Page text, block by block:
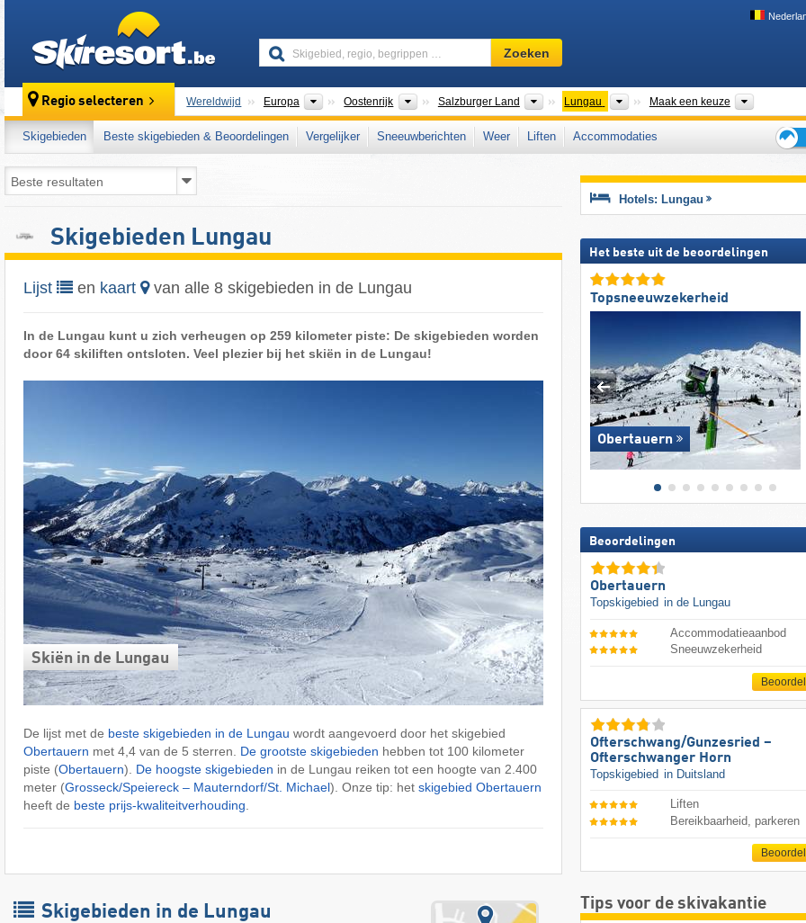
Skigebied,
regio,
…
Zoeken
Regio selecteren Wereldwijd Europa Continenten
Oostenrijk LandenSalzburger Land Bondsstaten
Lungau GouwenMaak een keuze
Skigebieden Beste skigebieden & Beoordelingen Vergelijker Sneeuwberichten Weer Liften
Accommodaties
voor
Skigebieden Lungau
Lijst en kaart van alle 8 skigebieden in de Lungau
In de Lungau kunt u zich verheugen op 259 kilometer piste: De skigebieden worden
door 64 skiliften ontsloten. Veel plezier bij het skiën in de Lungau!
Skiën in de Lungau
De lijst met de beste skigebieden in de Lungau wordt aangevoerd door het skigebied
Obertauern met 4,4 van de 5 sterren. De grootste skigebieden hebben tot 100 kilometer
piste (Obertauern). De hoogste skigebieden in de Lungau reiken tot een hoogte van 2.400
meter (Grosseck/​Speiereck – Mauterndorf/​St. Michael). Onze tip: het skigebied Obertauern
heeft de beste prijs-kwaliteitverhouding
Skigebieden in de Lungau
Hotels: Lungau
Het beste uit de beoordelingen
Topsneeuwzekerheid
Obertauern
Beoordelingen
Obertauern
Topskigebied in de Lungau
Accommodatieaanbod
Sneeuwzekerheid
Ofterschwang/​Gunzesried –
Ofterschwanger Horn
Topskigebied in Duitsland
Liften
Bereikbaarheid, parkeren
Tips voor de skivakantie